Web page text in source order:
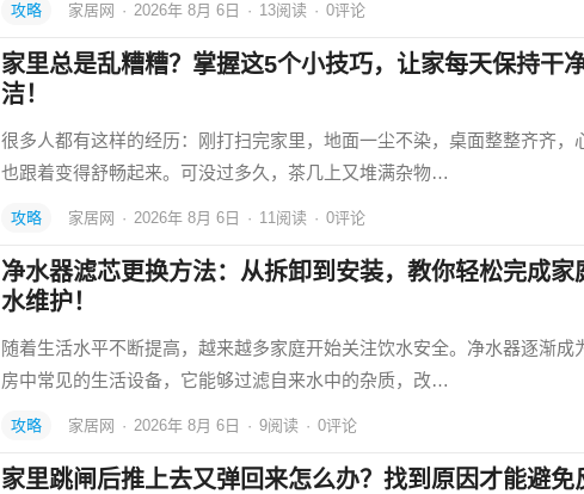
攻略 家居网 · 2026年 8月 6日 · 13阅读 · 0评论
家里总是乱糟糟？掌握这5个小技巧，让家每天保持干
洁！
很多人都有这样的经历：刚打扫完家里，地面一尘不染，桌面整整齐齐，
也跟着变得舒畅起来。可没过多久，茶几上又堆满杂物…
攻略 家居网 · 2026年 8月 6日 · 11阅读 · 0评论
净水器滤芯更换方法：从拆卸到安装，教你轻松完成家
水维护！
随着生活水平不断提高，越来越多家庭开始关注饮水安全。净水器逐渐成
房中常见的生活设备，它能够过滤自来水中的杂质，改…
攻略 家居网 · 2026年 8月 6日 · 9阅读 · 0评论
家里跳闸后推上去又弹回来怎么办？找到原因才能避免